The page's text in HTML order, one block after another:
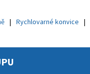
Rychlovarné konvice